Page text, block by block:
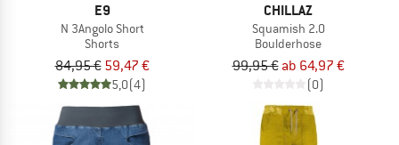
E9
N 3Angolo Short
Shorts
84,95 € 59,47 €
5,0(4)
CHILLAZ
Squamish 2.0
Boulderhose
99,95 € ab 64,97 €
(0)